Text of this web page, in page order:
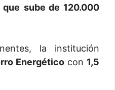
que sube de 120.000
la institución
Energético con 1,5